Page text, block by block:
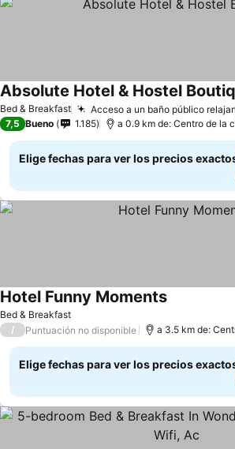
Bed & Breakfast Acceso a un baño público
Absolute Hotel & Hostel
7,5 Bueno 1.185 a 0.9 km de: Centro de la
Elige fechas para ver los precios
Bed & Breakfast
Hotel Funny Moments
/ Puntuación no disponible a 3.5 km de:
Elige fechas para ver los precios